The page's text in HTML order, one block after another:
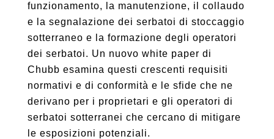
funzionamento, la manutenzione, il collaudo
e la segnalazione dei serbatoi di stoccaggio
sotterraneo e la formazione degli operatori
dei serbatoi. Un nuovo white paper di
Chubb esamina questi crescenti requisiti
normativi e di conformità e le sfide che ne
derivano per i proprietari e gli operatori di
serbatoi sotterranei che cercano di mitigare
le esposizioni potenziali.